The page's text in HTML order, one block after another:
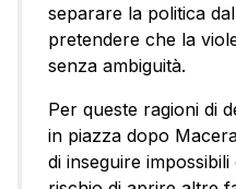
separare la politica
pretendere che la
senza ambiguità.
Per queste ragioni di
in piazza dopo
di inseguire